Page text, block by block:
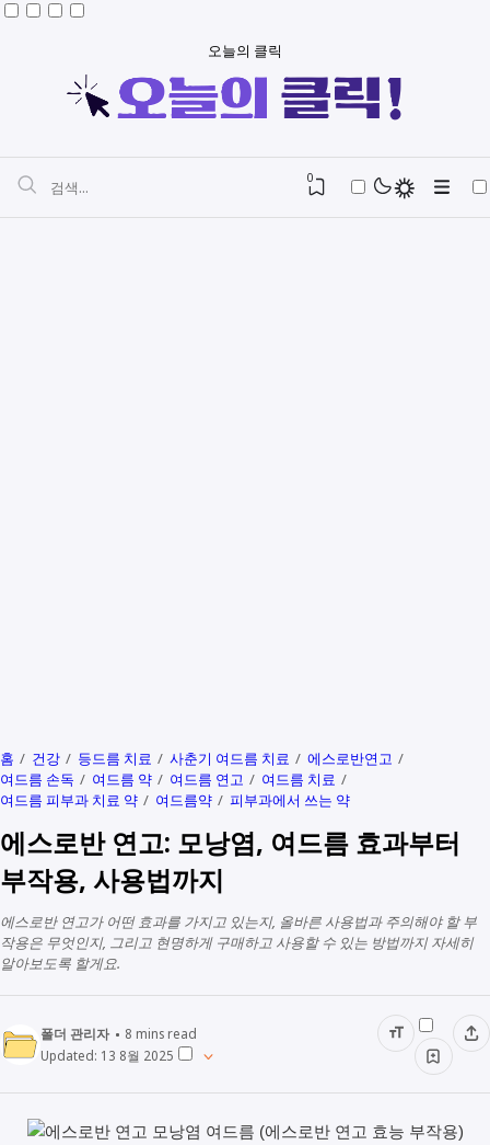
오늘의 클릭
0
홈 건강 등드름 치료 사춘기 여드름 치료
에스로반연고
여드름 손독
여드름 약 여드름 연고
여드름 치료
여드름 피부과 치료 약
여드름약 피부과에서 쓰는 약
에스로반 연고: 모낭염, 여드름 효과부터
부작용, 사용법까지
에스로반 연고가 어떤 효과를 가지고 있는지, 올바른 사용법과 주의해야 할 부
작용은 무엇인지, 그리고 현명하게 구매하고 사용할 수 있는 방법까지 자세히
알아보도록 할게요.
폴더 관리자 8 mins read
Updated: 13 8월 2025